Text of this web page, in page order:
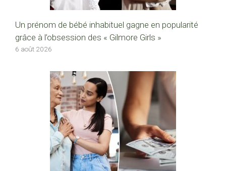
Un prénom de bébé inhabituel gagne en popularité
grâce à l’obsession des « Gilmore Girls »
6 août 2026